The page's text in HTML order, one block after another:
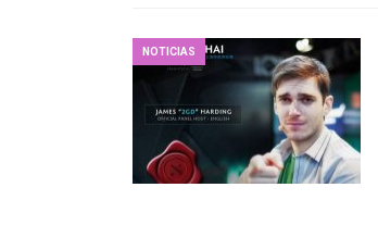
NOTICIAS